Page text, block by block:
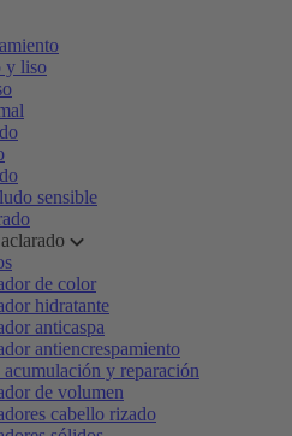
y liso
sensible
de color
hidratante
anticaspa
antiencrespamiento
y reparación
de volumen
cabello rizado